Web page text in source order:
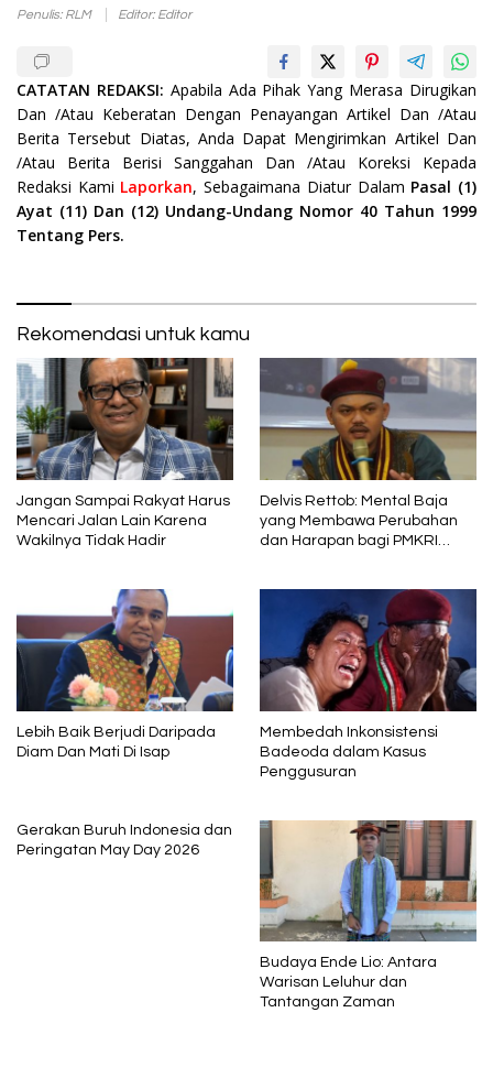
Penulis: RLM Editor: Editor
CATATAN REDAKSI: Apabila Ada Pihak Yang Merasa Dirugikan
Dan /Atau Keberatan Dengan Penayangan Artikel Dan /Atau
Berita Tersebut Diatas, Anda Dapat Mengirimkan Artikel Dan
/Atau Berita Berisi Sanggahan Dan /Atau Koreksi Kepada
Redaksi Kami Laporkan, Sebagaimana Diatur Dalam Pasal (1)
Ayat (11) Dan (12) Undang-Undang Nomor 40 Tahun 1999
Tentang Pers.
Rekomendasi untuk kamu
Jangan Sampai Rakyat Harus
Mencari Jalan Lain Karena
Wakilnya Tidak Hadir
Delvis Rettob: Mental Baja
yang Membawa Perubahan
dan Harapan bagi PMKRI
Lebih Baik Berjudi Daripada
Diam Dan Mati Di Isap
Membedah Inkonsistensi
Badeoda dalam Kasus
Penggusuran
Gerakan Buruh Indonesia dan
Peringatan May Day 2026
Budaya Ende Lio: Antara
Warisan Leluhur dan
Tantangan Zaman